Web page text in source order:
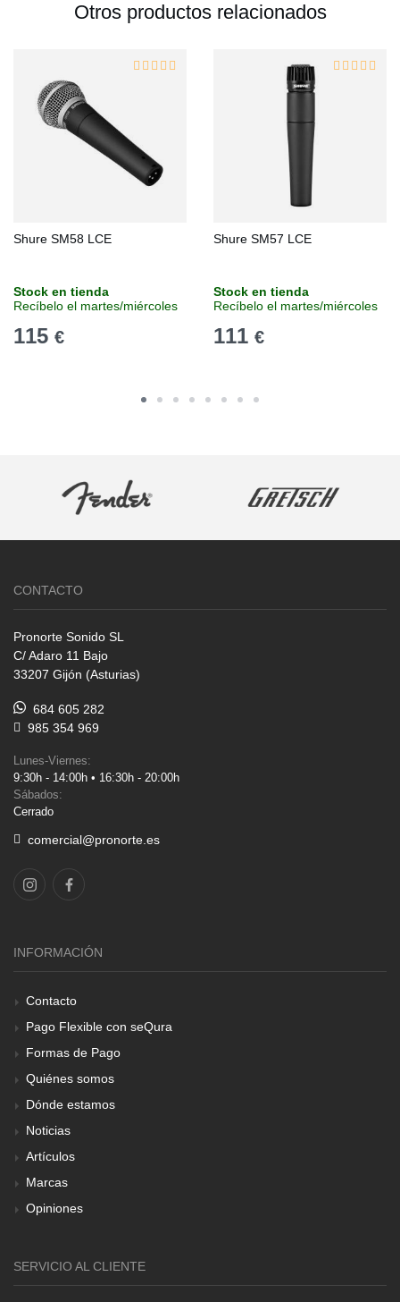
Otros productos relacionados
Shure SM58 LCE
Stock en tienda
Recíbelo el martes/miércoles
115 €
Shure SM57 LCE
Stock en tienda
Recíbelo el martes/miércoles
111 €
CONTACTO
Pronorte Sonido SL
C/ Adaro 11 Bajo
33207 Gijón (Asturias)
684 605 282
985 354 969
Lunes-Viernes:
9:30h - 14:00h • 16:30h - 20:00h
Sábados:
Cerrado
comercial@pronorte.es
INFORMACIÓN
Contacto
Pago Flexible con seQura
Formas de Pago
Quiénes somos
Dónde estamos
Noticias
Artículos
Marcas
Opiniones
SERVICIO AL CLIENTE